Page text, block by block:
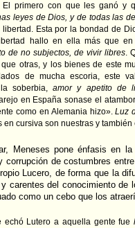
El primero con que les ganó y
leyes de Dios, y de todas las
Esta por la bondad de
hallo en ella más que
de no subjectos, de vivir libres.
otras, y los bienes de este
de mucha escoria, este
la soberbia,amor y apetito de
en España sonase el
como en Alemania hizo».Luz
en cursiva son nuestras y
Meneses pone énfasis en
corrupción de costumbres
Lucero, de forma que la
carentes del conocimiento de
como un cebo que los
echó Lutero a aquella gente fue